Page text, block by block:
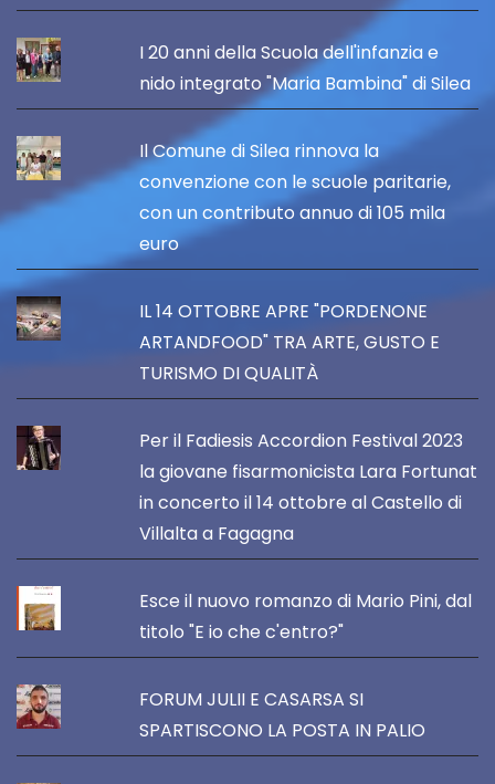
I 20 anni della Scuola dell'infanzia e
nido integrato "Maria Bambina" di Silea
Il Comune di Silea rinnova la
convenzione con le scuole paritarie,
con un contributo annuo di 105 mila
euro
IL 14 OTTOBRE APRE "PORDENONE
ARTANDFOOD" TRA ARTE, GUSTO E
TURISMO DI QUALITÀ
Per il Fadiesis Accordion Festival 2023
la giovane fisarmonicista Lara Fortunat
in concerto il 14 ottobre al Castello di
Villalta a Fagagna
Esce il nuovo romanzo di Mario Pini, dal
titolo "E io che c'entro?"
FORUM JULII E CASARSA SI
SPARTISCONO LA POSTA IN PALIO